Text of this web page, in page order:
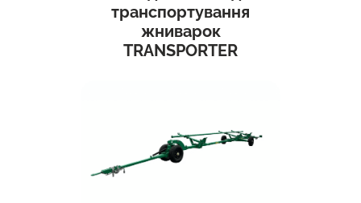
транспортування
жниварок
TRANSPORTER